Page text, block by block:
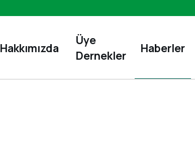
Hakkımızda
Üye
Dernekler
Haberler